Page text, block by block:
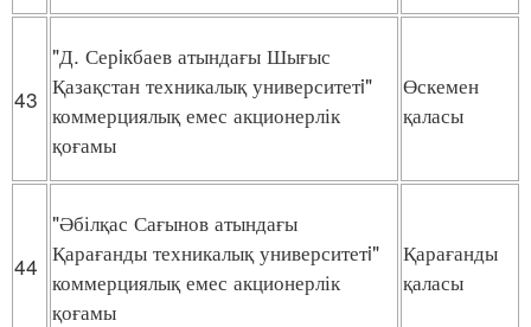
43
"Д. Серiкбаев атындағы Шығыс
Қазақстан техникалық университетi"
коммерциялық емес акционерлік
қоғамы
Өскемен
қаласы
44
"Әбілқас Сағынов атындағы
Қарағанды техникалық университетi"
коммерциялық емес акционерлік
қоғамы
Қарағанды
қаласы